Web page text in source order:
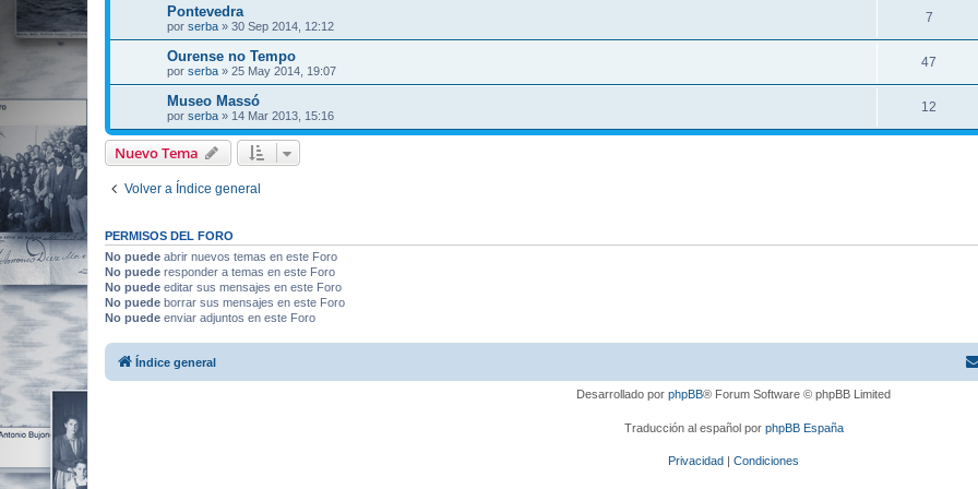
Pontevedra
por serba » 30 Sep 2014, 12:12
7
Ourense no Tempo
por serba » 25 May 2014, 19:07
47
Museo Massó
por serba » 14 Mar 2013, 15:16
12
Nuevo Tema
Volver a Índice general
PERMISOS DEL FORO
No puede abrir nuevos temas en este Foro
No puede responder a temas en este Foro
No puede editar sus mensajes en este Foro
No puede borrar sus mensajes en este Foro
No puede enviar adjuntos en este Foro
Índice general
Desarrollado por phpBB® Forum Software © phpBB Limited
Traducción al español por phpBB España
Privacidad | Condiciones